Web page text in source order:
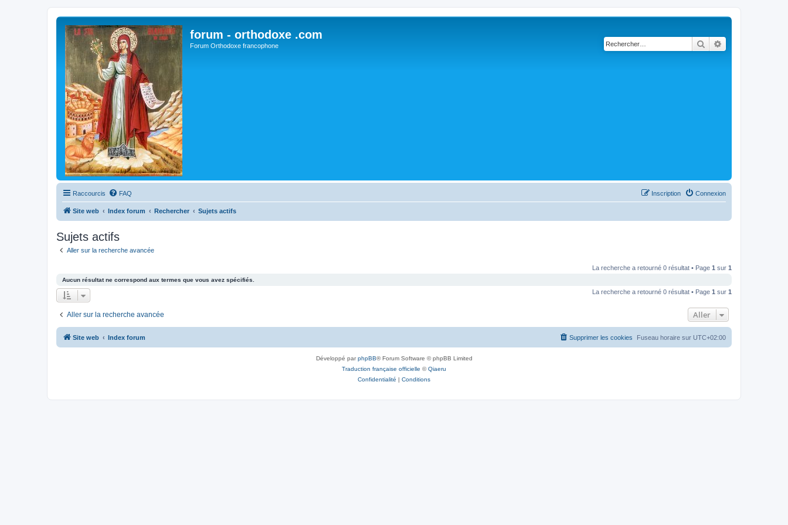
forum - orthodoxe .com
Forum Orthodoxe francophone Rechercher
Raccourcis FAQ Connexion
Inscription
Site web Index forum Rechercher Sujets actifs
Sujets actifs
Aller sur la recherche avancée
La recherche a retourné 0 résultat • Page 1 sur 1
Aucun résultat ne correspond aux termes que vous avez spécifiés.
La recherche a retourné 0 résultat • Page 1 sur 1
Aller sur la recherche avancée Aller
Site web Index forum Fuseau horaire sur UTC+02:00
Supprimer les cookies
Développé parphpBB® Forum Software © phpBB Limited
Traduction française officielle ©Qiaeru
Confidentialité | Conditions